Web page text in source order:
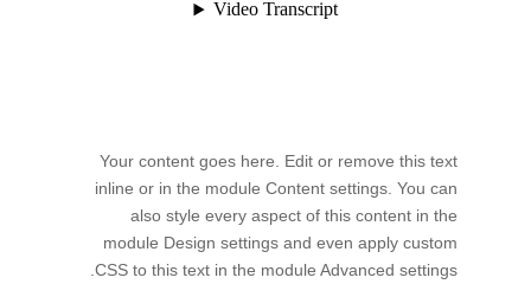
Your content goes here. Edit or remove this text
inline or in the module Content settings. You can
also style every aspect of this content in the
module Design settings and even apply custom
CSS to this text in the module Advanced settings.